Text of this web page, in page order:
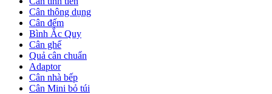
Cân thông dụng
Cân đếm
Bình Ắc Quy
Cân ghế
Quả cân chuẩn
Adaptor
Cân nhà bếp
Cân Mini bỏ túi